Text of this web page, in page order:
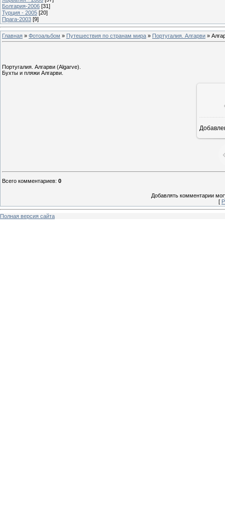
Болгария-2006 [31]
Турция - 2005 [20]
Прага-2003 [9]
Главная » Фотоальбом » Путешествия по странам мира » Португалия. Алгарви »
Португалия. Алгарви (Algarve).
Бухты и пляжи Алгарви.
Всего комментариев: 0
Добавлять комментарии
[
Полная версия сайта